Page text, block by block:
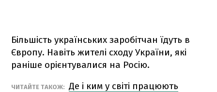
Більшість українських заробітчан їдуть в
Європу. Навіть жителі сходу України, які
раніше орієнтувалися на Росію.
ЧИТАЙТЕ ТАКОЖ: Де і ким у світі працюють